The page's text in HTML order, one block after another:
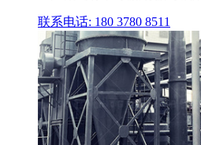
联系电话: 180 3780 8511